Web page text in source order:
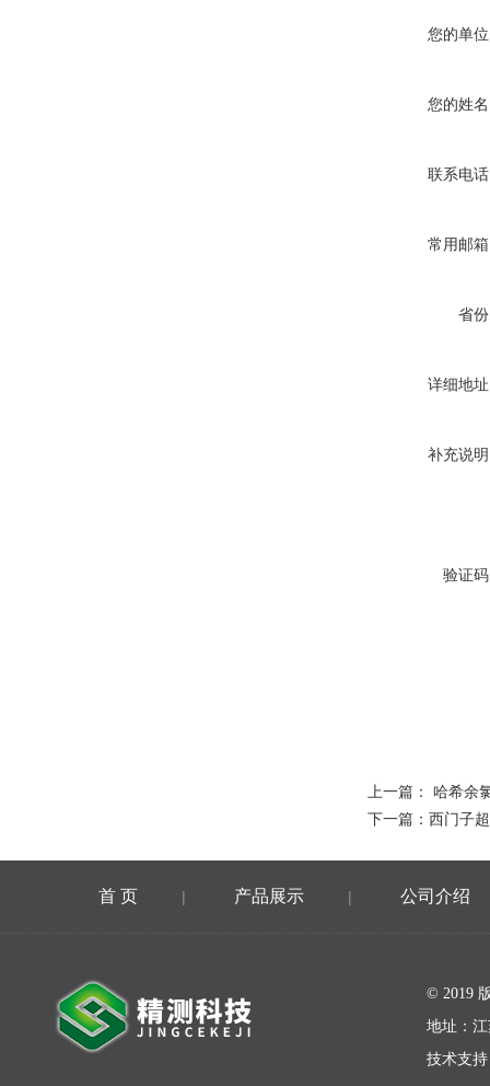
您的单
您的姓
联系电
常用邮
省
详细地
补充说
验证
上一篇： 哈希余
下一篇： 西门子
首 页 | 产品展示 | 公司介绍
© 2019
地址：
技术支